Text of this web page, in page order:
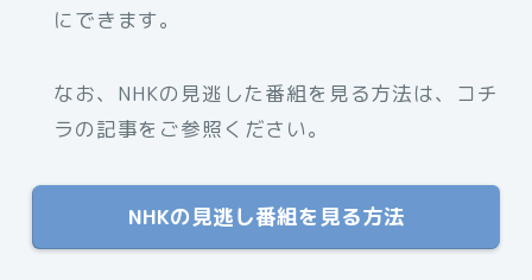
にできます。
なお、NHKの見逃した番組を見る方法は、コチ
ラの記事をご参照ください。
NHKの見逃し番組を見る方法